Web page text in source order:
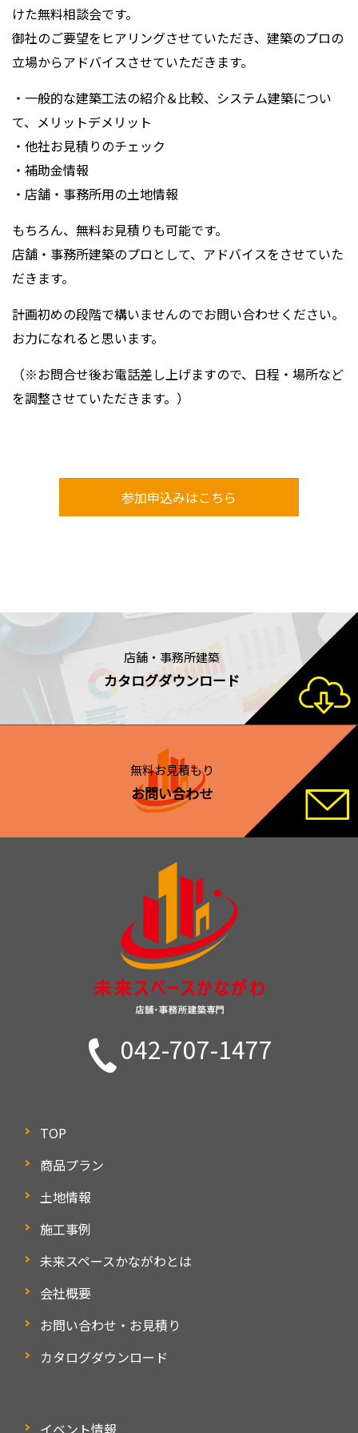
けた無料相談会です。
御社のご要望をヒアリングさせていただき、建築のプロの
立場からアドバイスさせていただきます。
・一般的な建築工法の紹介＆比較、システム建築につい
て、メリットデメリット
・他社お見積りのチェック
・補助金情報
・店舗・事務所用の土地情報
もちろん、無料お見積りも可能です。
店舗・事務所建築のプロとして、アドバイスをさせていた
だきます。
計画初めの段階で構いませんのでお問い合わせください。
お力になれると思います。
（※お問合せ後お電話差し上げますので、日程・場所など
を調整させていただきます。）
参加申込みはこちら
店舗・事務所建築
カタログダウンロード
無料お見積もり
お問い合わせ
042-707-1477
TOP
商品プラン
土地情報
施工事例
未来スペースかながわとは
会社概要
お問い合わせ・お見積り
カタログダウンロード
イベント情報